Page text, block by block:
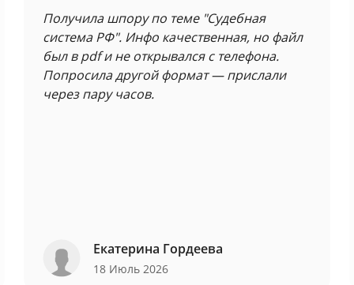
Получила шпору по теме "Судебная
система РФ". Инфо качественная, но файл
был в pdf и не открывался с телефона.
Попросила другой формат — прислали
через пару часов.
Екатерина Гордеева
18 Июль 2026